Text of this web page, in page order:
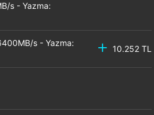
s - Yazma:
s - Yazma:
10.252 TL